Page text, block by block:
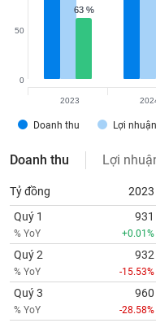
63 %
63 %
Doanh thu Lợi
0
50
2023
Doanh thu Lợi
Tỷ đồng 2023
Quý 1
% YoY
931
+0.01%
Quý 2
% YoY
932
-15.53%
Quý 3
% YoY
960
-28.58%